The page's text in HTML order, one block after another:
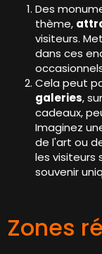
Des
thème,
visiteurs.
dans ces
Cela peut
galeries,
cadeaux,
Imaginez
de l'art ou
les visiteurs
souvenir
Zones